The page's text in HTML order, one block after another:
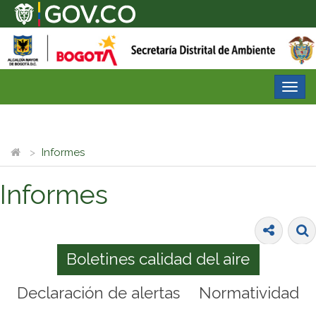
Informes
Informes
Boletines calidad del aire
Declaración de alertas
Normatividad